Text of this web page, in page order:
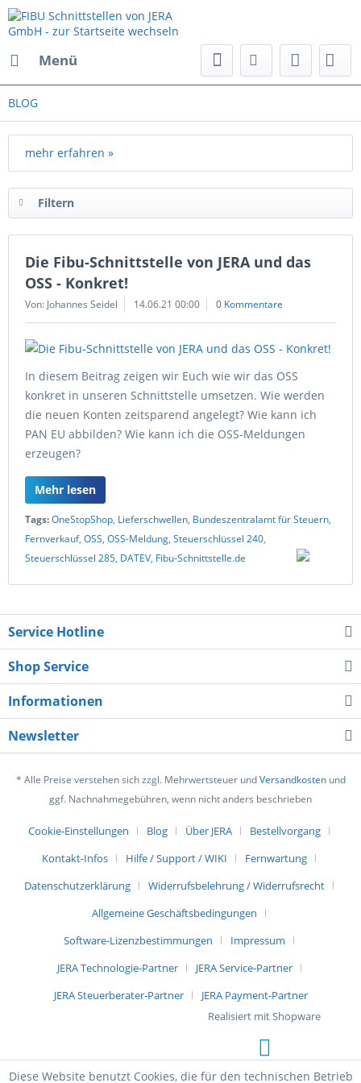
Menü
BLOG
mehr erfahren »
Filtern
Die Fibu-Schnittstelle von JERA und das
OSS - Konkret!
Von: Johannes Seidel 14.06.21 00:00 0 Kommentare
In diesem Beitrag zeigen wir Euch wie wir das OSS
konkret in unseren Schnittstelle umsetzen. Wie werden
die neuen Konten zeitsparend angelegt? Wie kann ich
PAN EU abbilden? Wie kann ich die OSS-Meldungen
erzeugen?
Mehr lesen
Tags:OneStopShop, Lieferschwellen, Bundeszentralamt für Steuern,
Fernverkauf, OSS, OSS-Meldung, Steuerschlüssel 240,
Steuerschlüssel 285, DATEV, Fibu-Schnittstelle.de
Service Hotline
Shop Service
Informationen
Newsletter
* Alle Preise verstehen sich zzgl. Mehrwertsteuer undVersandkostenund
ggf. Nachnahmegebühren, wenn nicht anders beschrieben
Cookie-Einstellungen Blog Über JERA
Bestellvorgang
Kontakt-Infos
Hilfe / Support / WIKI
Fernwartung
Datenschutzerklärung
Widerrufsbelehrung / Widerrufsrecht
Allgemeine Geschäftsbedingungen
Software-Lizenzbestimmungen
Impressum
JERA Technologie-Partner
JERA Service-Partner
JERA Steuerberater-Partner
JERA Payment-Partner
Realisiert mit Shopware
Diese Website benutzt Cookies, die für den technischen Betrieb